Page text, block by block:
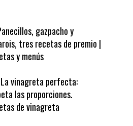
tres recetas de premio |
y menús